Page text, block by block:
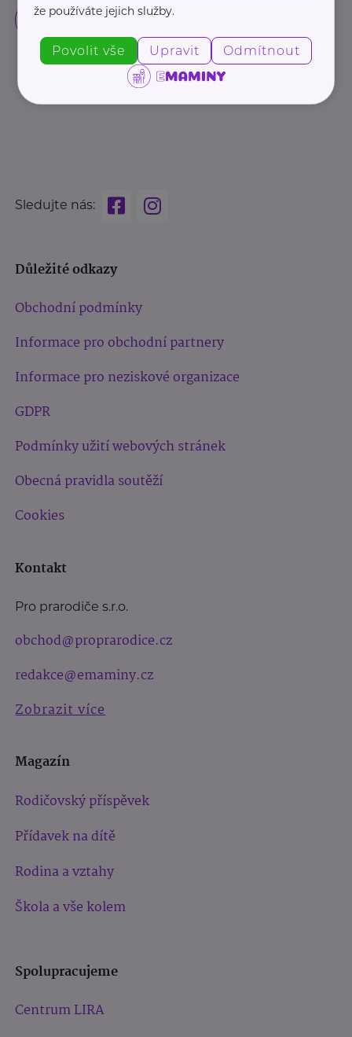
Sledujte nás:
Důležité odkazy
Obchodní podmínky
Informace pro obchodní partnery
Informace pro neziskové organizace
GDPR
Podmínky užití webových stránek
Obecná pravidla soutěží
Cookies
Kontakt
Pro prarodiče s.r.o.
obchod@proprarodice.cz
redakce@emaminy.cz
Zobrazit více
Magazín
Rodičovský příspěvek
Přídavek na dítě
Rodina a vztahy
Škola a vše kolem
Spolupracujeme
Centrum LIRA
že používáte jejich služby.
Povolit vše Upravit Odmítnout